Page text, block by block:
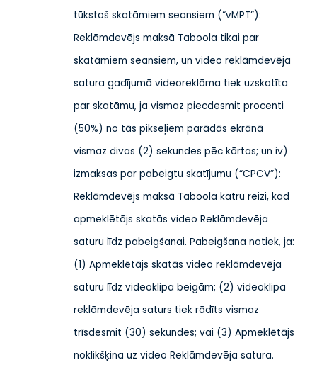
tūkstoš skatāmiem seansiem (“vMPT”):
Reklāmdevējs maksā Taboola tikai par
skatāmiem seansiem, un video reklāmdevēja
satura gadījumā videoreklāma tiek uzskatīta
par skatāmu, ja vismaz piecdesmit procenti
(50%) no tās pikseļiem parādās ekrānā
vismaz divas (2) sekundes pēc kārtas; un iv)
izmaksas par pabeigtu skatījumu (“CPCV”):
Reklāmdevējs maksā Taboola katru reizi, kad
apmeklētājs skatās video Reklāmdevēja
saturu līdz pabeigšanai. Pabeigšana notiek, ja:
(1) Apmeklētājs skatās video reklāmdevēja
saturu līdz videoklipa beigām; (2) videoklipa
reklāmdevēja saturs tiek rādīts vismaz
trīsdesmit (30) sekundes; vai (3) Apmeklētājs
noklikšķina uz video Reklāmdevēja satura.